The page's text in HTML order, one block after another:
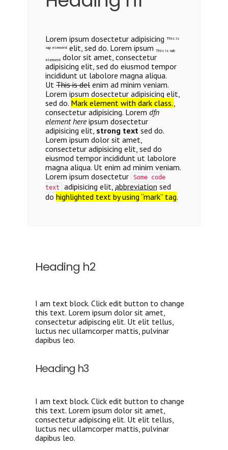
Lorem ipsum dosectetur adipisicing This is
sup element elit, sed do. Lorem ipsum This is sub
element dolor sit amet, consectetur
adipisicing elit, sed do eiusmod tempor
incididunt ut labolore magna aliqua.
Ut This is del enim ad minim veniam.
Lorem ipsum dosectetur adipisicing elit,
sed do. Mark element with dark class.,
consectetur adipisicing. Lorem dfn
element hereipsum dosectetur
adipisicing elit, strong text sed do.
Lorem ipsum dolor sit amet,
consectetur adipisicing elit, sed do
eiusmod tempor incididunt ut labolore
magna aliqua. Ut enim ad minim veniam.
Lorem ipsum dosectetur
Some code
text
adipisicing elit, abbreviation sed
do highlighted text by using “mark” tag.
Heading h2
I am text block. Click edit button to change
this text. Lorem ipsum dolor sit amet,
consectetur adipiscing elit. Ut elit tellus,
luctus nec ullamcorper mattis, pulvinar
dapibus leo.
Heading h3
I am text block. Click edit button to change
this text. Lorem ipsum dolor sit amet,
consectetur adipiscing elit. Ut elit tellus,
luctus nec ullamcorper mattis, pulvinar
dapibus leo.